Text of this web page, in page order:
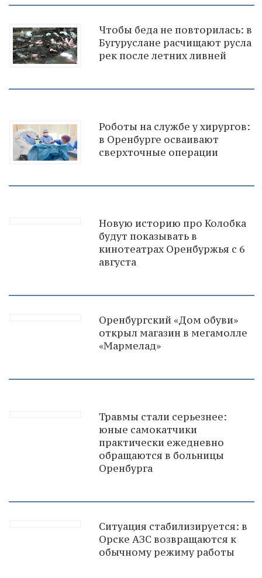
Чтобы беда не повторилась: в
Бугуруслане расчищают русла
рек после летних ливней
Роботы на службе у хирургов:
в Оренбурге осваивают
сверхточные операции
Новую историю про Колобка
будут показывать в
кинотеатрах Оренбуржья с 6
августа
Оренбургский «Дом обуви»
открыл магазин в мегамолле
«Мармелад»
Травмы стали серьезнее:
юные самокатчики
практически ежедневно
обращаются в больницы
Оренбурга
Ситуация стабилизируется: в
Орске АЗС возвращаются к
обычному режиму работы